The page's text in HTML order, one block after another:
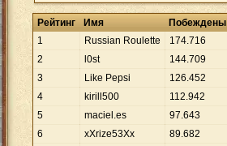
Рейтинг Имя
Побеждены
1
Russian Roulette 174.716
2
l0st 144.709
3
Like Pepsi 126.452
4
kirill500 112.942
5
maciel.es 97.643
6
xXrize53Xx 89.682